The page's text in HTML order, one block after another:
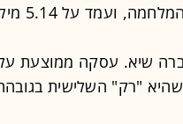
על 5.14 מיליון שקל.
5 חדרים לא שברה שיא. עסקה
מיליון שקל, שהיא "רק"